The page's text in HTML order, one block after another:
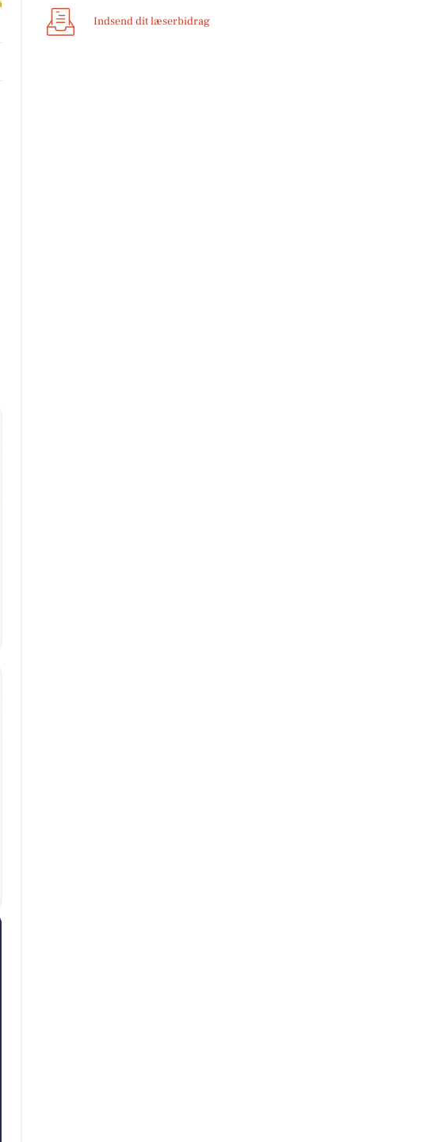
Indsend dit læserbidrag